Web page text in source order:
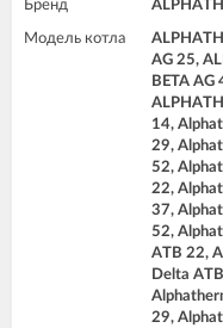
Бренд
Модель котла
AG 25,
BETA AG
14,
29,
52,
22,
37,
52,
ATB 22,
Delta
29,